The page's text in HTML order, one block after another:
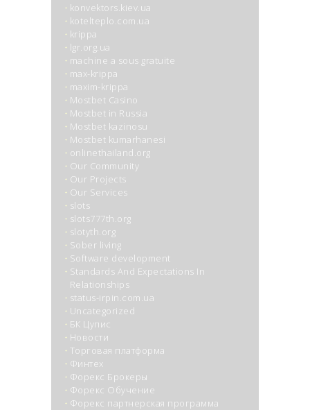
konvektors.kiev.ua
kotelteplo.com.ua
krippa
lgr.org.ua
machine a sous gratuite
max-krippa
maxim-krippa
Mostbet Casino
Mostbet in Russia
Mostbet kazinosu
Mostbet kumarhanesi
onlinethailand.org
Our Community
Our Projects
Our Services
slots
slots777th.org
slotyth.org
Sober living
Software development
Standards And Expectations In
Relationships
status-irpin.com.ua
Uncategorized
БК Цупис
Новости
Торговая платформа
Финтех
Форекс Брокеры
Форекс Обучение
Форекс партнерская программа